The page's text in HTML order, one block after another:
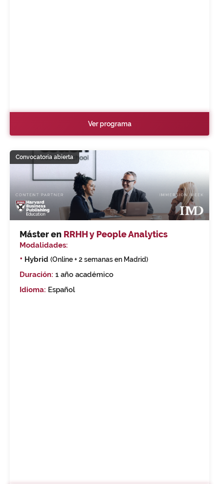
Ver programa
Convocatoria abierta
Máster en RRHH y People Analytics
Modalidades:
• Hybrid (Online + 2 semanas en Madrid)
Duración: 1 año académico
Idioma: Español